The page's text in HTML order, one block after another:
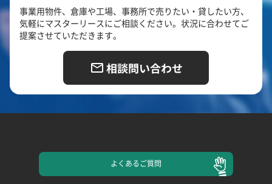
事業用物件、倉庫や工場、事務所で売りたい・貸したい方、
気軽にマスターリースにご相談ください。状況に合わせてご
提案させていただきます。
相談問い合わせ
よくあるご質問